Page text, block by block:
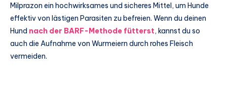
Milprazon ein hochwirksames und sicheres Mittel, um Hunde
effektiv von lästigen Parasiten zu befreien. Wenn du deinen
Hund nach der BARF-Methode fütterst, kannst du so
auch die Aufnahme von Wurmeiern durch rohes Fleisch
vermeiden.